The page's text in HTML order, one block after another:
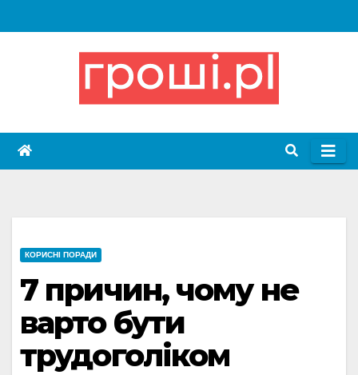
to
КОРИСНІ ПОРАДИ
7 причин, чому не
варто бути
трудоголіком